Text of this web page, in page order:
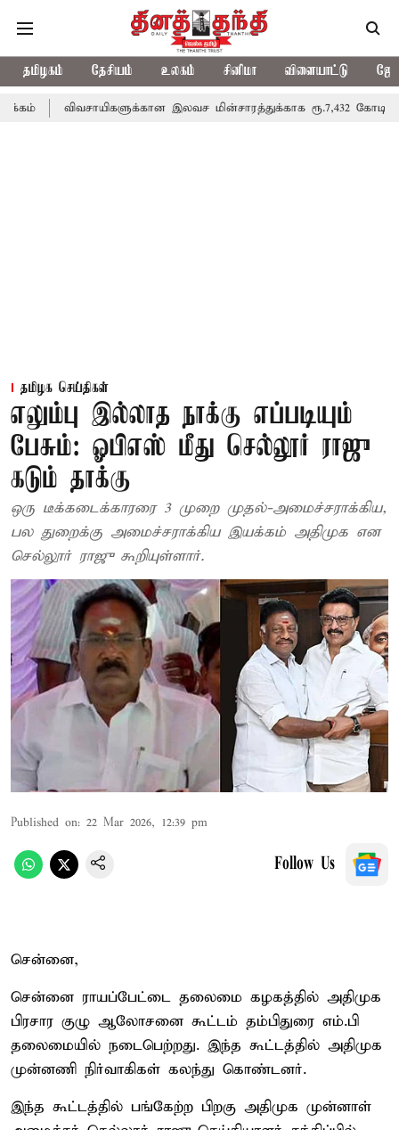
தமிழகம் தேசியம் உலகம் சினிமா விளையாட்டு
விவசாயிகளுக்கான இலவச மின்சாரத்துக்காக ரூ.7,432 கோடி
தமிழக செய்திகள்
எலும்பு இல்லாத நாக்கு எப்படியும்
பேசும்: ஓபிஎஸ் மீது செல்லூர் ராஜு
கடும் தாக்கு
ஒரு டீக்கடைக்காரரை 3 முறை முதல்-அமைச்சராக்கிய,
பல துறைக்கு அமைச்சராக்கிய இயக்கம் அதிமுக என
செல்லூர் ராஜு கூறியுள்ளார்.
Published on: 22 Mar 2026, 12:39 pm
Follow Us
சென்னை,
சென்னை ராயப்பேட்டை தலைமை கழகத்தில் அதிமுக
பிரசார குழு ஆலோசனை கூட்டம் தம்பிதுரை எம்.பி
தலைமையில் நடைபெற்றது. இந்த கூட்டத்தில் அதிமுக
முன்னணி நிர்வாகிகள் கலந்து கொண்டனர்.
இந்த கூட்டத்தில் பங்கேற்ற பிறகு அதிமுக முன்னாள்